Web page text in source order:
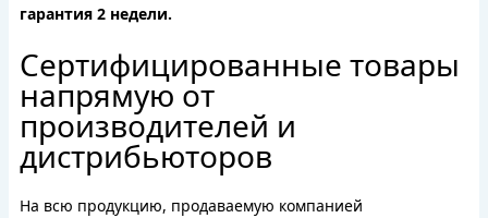
гарантия 2 недели.
Сертифицированные товары
напрямую от
производителей и
дистрибьюторов
На всю продукцию, продаваемую компанией